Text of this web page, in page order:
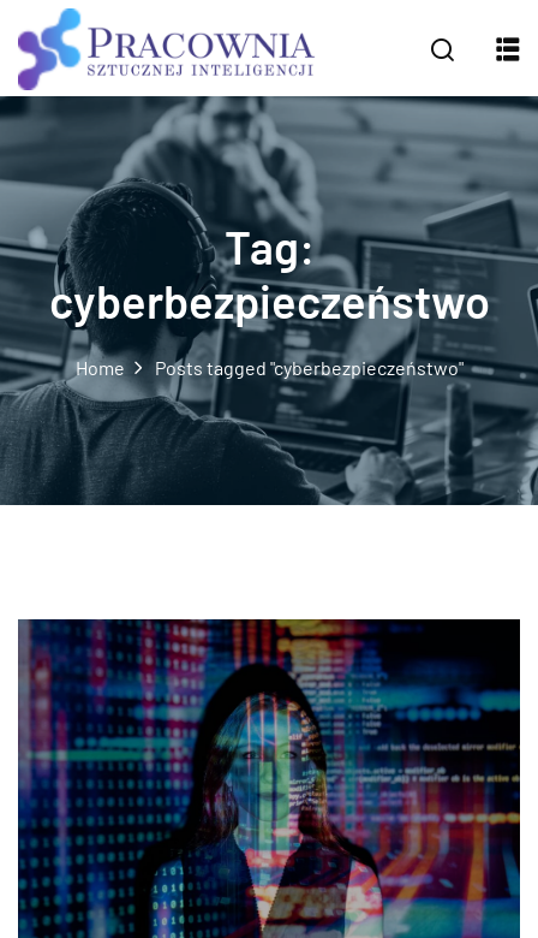
Tag:
cyberbezpieczeństwo
Home Posts tagged "cyberbezpieczeństwo"